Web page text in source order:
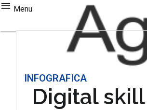
Menu
INFOGRAFICA
Digital